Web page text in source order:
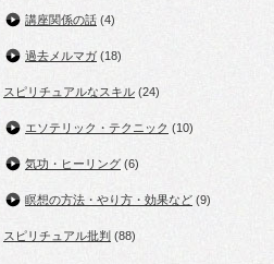
講座関係の話 (4)
過去メルマガ (18)
スピリチュアルなスキル (24)
エソテリック・テクニック (10)
気功・ヒーリング (6)
瞑想の方法・やり方・効果など (9)
スピリチュアル批判 (88)